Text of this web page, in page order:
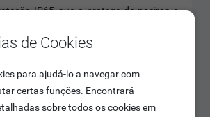
IP65 que o protege de poeiras e
como exteriores.
software de controlo de acessos -
controlar quando e quem entra nas suas
de Cookies
para ajudá-lo a navegar com
certas funções. Encontrará
sobre todos os cookies em